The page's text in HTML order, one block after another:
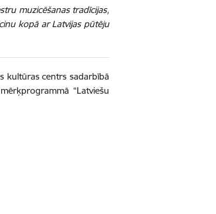
muzicēšanas tradīcijas,
kopā ar Latvijas pūtēju
kultūras centrs sadarbībā
“Latviešu